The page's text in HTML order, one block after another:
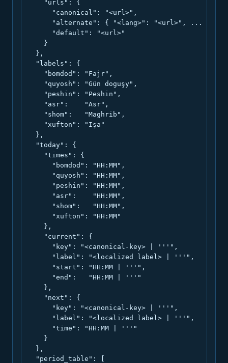
    "urls": {
      "canonical": "<url>",
      "alternate": { "<lang>": "<url>", ... },
      "default": "<url>"
    }
  },
  "labels": {
    "bomdod": "Fajr",
    "quyosh": "Gün doguşy",
    "peshin": "Peshin",
    "asr":    "Asr",
    "shom":   "Maghrib",
    "xufton": "Işa"
  },
  "today": {
    "times": {
      "bomdod": "HH:MM",
      "quyosh": "HH:MM",
      "peshin": "HH:MM",
      "asr":    "HH:MM",
      "shom":   "HH:MM",
      "xufton": "HH:MM"
    },
    "current": {
      "key": "<canonical-key> | '''",
      "label": "<localized label> | '''",
      "start": "HH:MM | '''",
      "end":   "HH:MM | '''"
    },
    "next": {
      "key": "<canonical-key> | '''",
      "label": "<localized label> | '''",
      "time": "HH:MM | '''"
    }
  },
  "period_table": [